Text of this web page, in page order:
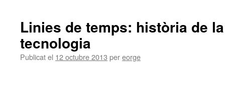
Linies de temps: història de
tecnologia
Publicat el 12 octubre 2013 pereorge